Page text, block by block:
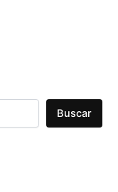
Buscar